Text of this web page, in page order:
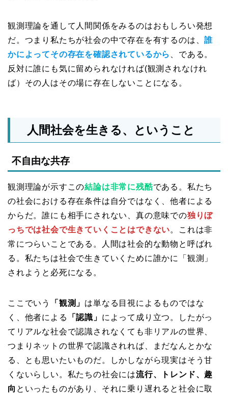
観測理論を通して人間関係をみるのはおもしろい発想
だ。つまり私たちが社会の中で存在を有するのは、誰
かによってその存在を確認されているから
、である。
反対に誰にも気に留められなければ(観測されなけれ
ば）その人はその場に存在しないことになる。
人間社会を生きる、ということ
不自由な共存
観測理論が示すこの結論は非常に残酷である。私たち
の社会における存在条件は自分ではなく、他者による
からだ。誰にも相手にされない、真の意味での独りぼ
っちでは社会で生きていくことはできない。これは非
常につらいことである。人間は社会的な動物と呼ばれ
る。私たちは社会で生きていくために誰かに「観測」
されようと必死になる。
ここでいう 「観測」 は単なる目視によるものではな
く、他者による
「認識」 によって成り立つ。したがっ
てリアルな社会で認識されなくても非リアルの世界、
つまりネットの世界で認識されれば、まだなんとかな
る、とも思いたいものだ。しかしながら現実はそう甘
くないらしい。私たちの社会には流行、トレンド、趣
向 といったものがあり、それに乗り遅れると社会に取